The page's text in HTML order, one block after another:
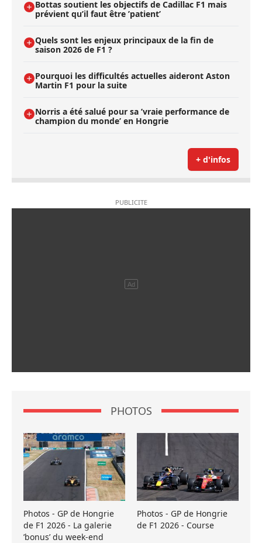
Bottas soutient les objectifs de Cadillac F1 mais
prévient qu’il faut être ’patient’
Quels sont les enjeux principaux de la fin de
saison 2026 de F1 ?
Pourquoi les difficultés actuelles aideront Aston
Martin F1 pour la suite
Norris a été salué pour sa ’vraie performance de
champion du monde’ en Hongrie
+ d'infos
PHOTOS
Photos - GP de Hongrie
de F1 2026 - La galerie
’bonus’ du week-end
Photos - GP de Hongrie
de F1 2026 - Course